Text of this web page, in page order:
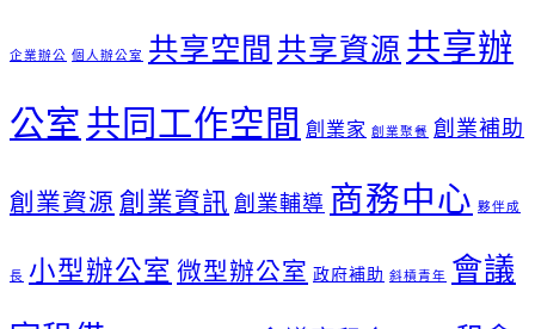
企業辦公 個人辦公室 共享空間 共享資源 共享辦
公室 共同工作空間 創業家 創業聚餐 創業補助
創業資源 創業資訊 創業輔導 商務中心 夥伴成
長 小型辦公室 微型辦公室 政府補助 斜槓青年 會議